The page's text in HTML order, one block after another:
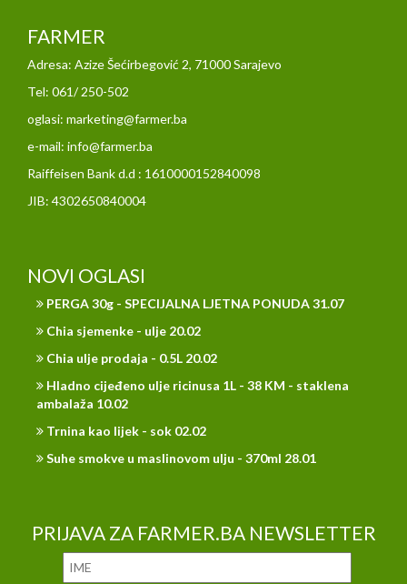
FARMER
Adresa: Azize Šećirbegović 2, 71000 Sarajevo
Tel: 061/ 250-502
oglasi: marketing@farmer.ba
e-mail: info@farmer.ba
Raiffeisen Bank d.d : 1610000152840098
JIB: 4302650840004
NOVI OGLASI
PERGA 30g - SPECIJALNA LJETNA PONUDA 31.07
Chia sjemenke - ulje 20.02
Chia ulje prodaja - 0.5L 20.02
Hladno cijeđeno ulje ricinusa 1L - 38 KM - staklena
ambalaža 10.02
Trnina kao lijek - sok 02.02
Suhe smokve u maslinovom ulju - 370ml 28.01
PRIJAVA ZA FARMER.BA NEWSLETTER